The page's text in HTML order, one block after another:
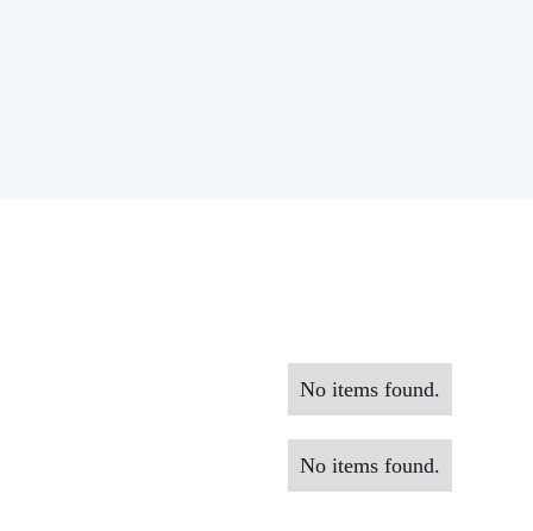
No items found.
No items found.